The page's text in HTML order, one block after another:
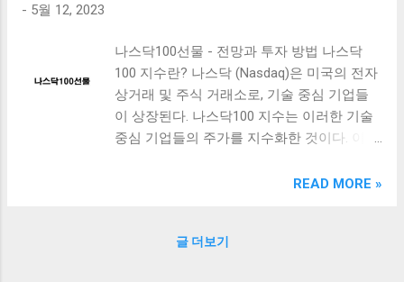
다양한 할인 혜택과 빠른배송 혜택을 놓치지 않도록 먼저 확
도 많고, 가격도 다양해서 결정이 많이 어려우시죠? 특히 블
루투스키보드 같은 상품을 고를 때는 더 고민이 많을 수 밖에
없습니다. 다양한 상품들을 상세스펙 과 가격 을 꼼꼼히 비교
해서 구매하실 수 있도록 순위 추천 해드릴게요. 특가상품 보
러가기 추천상품 Best 유니콘 멀티페어링 스마트폰 태블릿
- 5월 12, 2023
나스닥100선물 - 전망과 투자 방법 나스닥
100 지수란? 나스닥 (Nasdaq)은 미국의 전자
상거래 및 주식 거래소로, 기술 중심 기업들
이 상장된다. 나스닥100 지수는 이러한 기술
중심 기업들의 주가를 지수화한 것이다. 이러
고, 최근 대세에 따라 미래 성장가능성이 높
선물 옵션거래는 나스닥 지수에 대한 투자 방
READ MORE »
글 더보기